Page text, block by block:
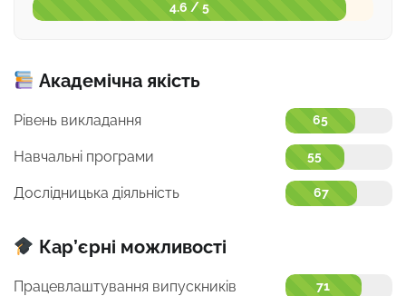
4.6 / 5
Академічна якість
Рівень викладання 65
Навчальні програми 55
Дослідницька діяльність 67
Кар’єрні можливості
Працевлаштування випускників 71